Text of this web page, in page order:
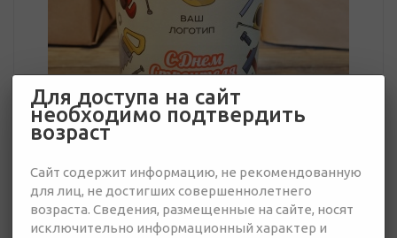
Для доступа на сайт
необходимо подтвердить
возраст
Сайт содержит информацию, не рекомендованную
для лиц, не достигших совершеннолетнего
возраста. Сведения, размещенные на сайте, носят
исключительно информационный характер и